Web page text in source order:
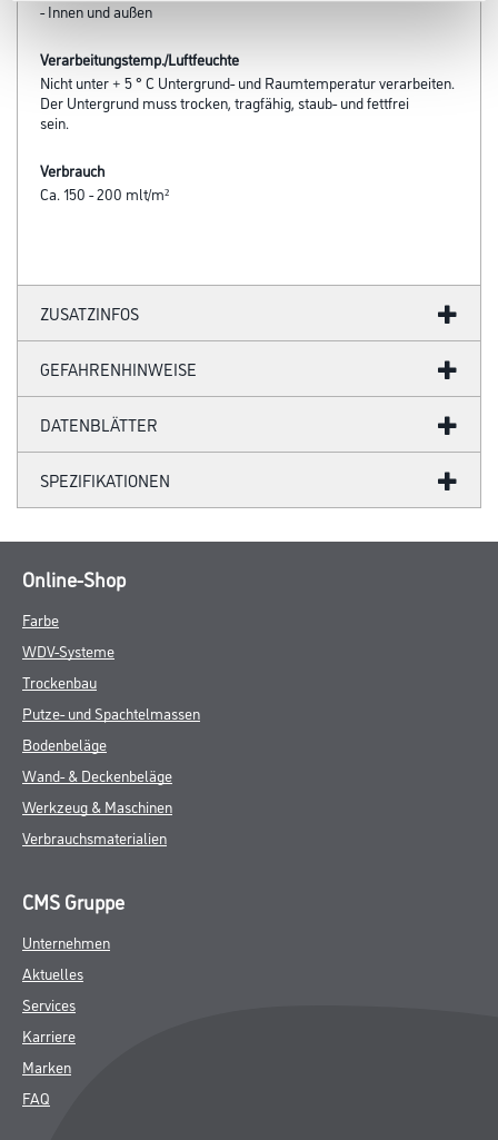
- Innen und außen
Verarbeitungstemp./Luftfeuchte
Nicht unter + 5 ° C Untergrund- und Raumtemperatur verarbeiten.
Der Untergrund muss trocken, tragfähig, staub- und fettfrei
sein.
Verbrauch
Ca. 150 - 200 mlt/m²
ZUSATZINFOS
GEFAHRENHINWEISE
DATENBLÄTTER
SPEZIFIKATIONEN
Online-Shop
Farbe
WDV-Systeme
Trockenbau
Putze- und Spachtelmassen
Bodenbeläge
Wand- & Deckenbeläge
Werkzeug & Maschinen
Verbrauchsmaterialien
CMS Gruppe
Unternehmen
Aktuelles
Services
Karriere
Marken
FAQ